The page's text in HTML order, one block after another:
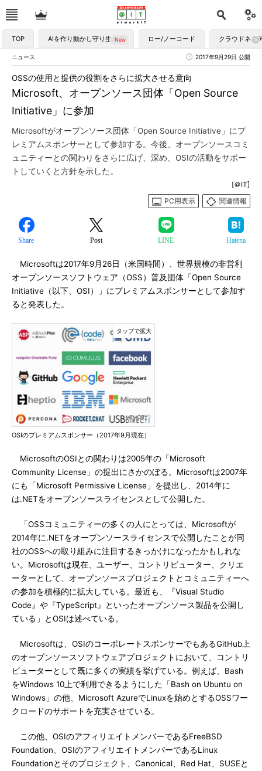
TOP AIを作り動かし守り生かす ロー/ノーコード クラウドネイ
ニュース 2017年9月29日 公開
Microsoft、オープンソース団体「Open Source
Initiative」に参加
OSSの使用と提供の役割をさらに拡大させる意向
Microsoftがオープンソース団体「Open Source Initiative」にプ
レミアムスポンサーとして参加する。今後、オープンソースコミ
ュニティーとの関わりをさらに広げ、深め、OSIの活動をサポー
トしていくと方針を示した。
[＠IT]
PC用表示
関連情報
Share Post LINE Hatena
Microsoftは2017年9月26日（米国時間）、世界規模の非営利
オープンソースソフトウェア（OSS）普及団体「Open Source
Initiative（以下、OSI）」にプレミアムスポンサーとして参加す
ると発表した。
OSIのプレミアムスポンサー（2017年9月現在）
MicrosoftのOSIとの関わりは2005年の「Microsoft
Community License」の提出にさかのぼる。Microsoftは2007年
にも「Microsoft Permissive License」を提出し、2014年に
は.NETをオープンソースライセンスとして公開した。
「OSSコミュニティーの多くの人にとっては、Microsoftが
2014年に.NETをオープンソースライセンスで公開したことが同
社のOSSへの取り組みに注目するきっかけになったかもしれな
い。Microsoftは現在、ユーザー、コントリビューター、クリエ
ーターとして、オープンソースプロジェクトとコミュニティーへ
の参加を積極的に拡大している。最近も、『Visual Studio
Code』や『TypeScript』といったオープンソース製品を公開し
ている」とOSIは述べている。
Microsoftは、OSIのコーポレートスポンサーでもあるGitHub上
のオープンソースソフトウェアプロジェクトにおいて、コントリ
ビューターとして既に多くの実績を挙げている。例えば、Bash
をWindows 10上で利用できるようにした「Bash on Ubuntu on
Windows」の他、Microsoft AzureでLinuxを始めとするOSSワー
クロードのサポートを充実させている。
この他、OSIのアフィリエイトメンバーであるFreeBSD
Foundation、OSIのアフィリエイトメンバーであるLinux
Foundationとそのプロジェクト、Canonical、Red Hat、SUSEと